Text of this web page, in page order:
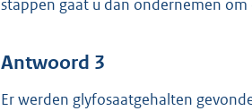
stappen gaat u dan ondernemen
Antwoord 3
Er werden glyfosaatgehalten